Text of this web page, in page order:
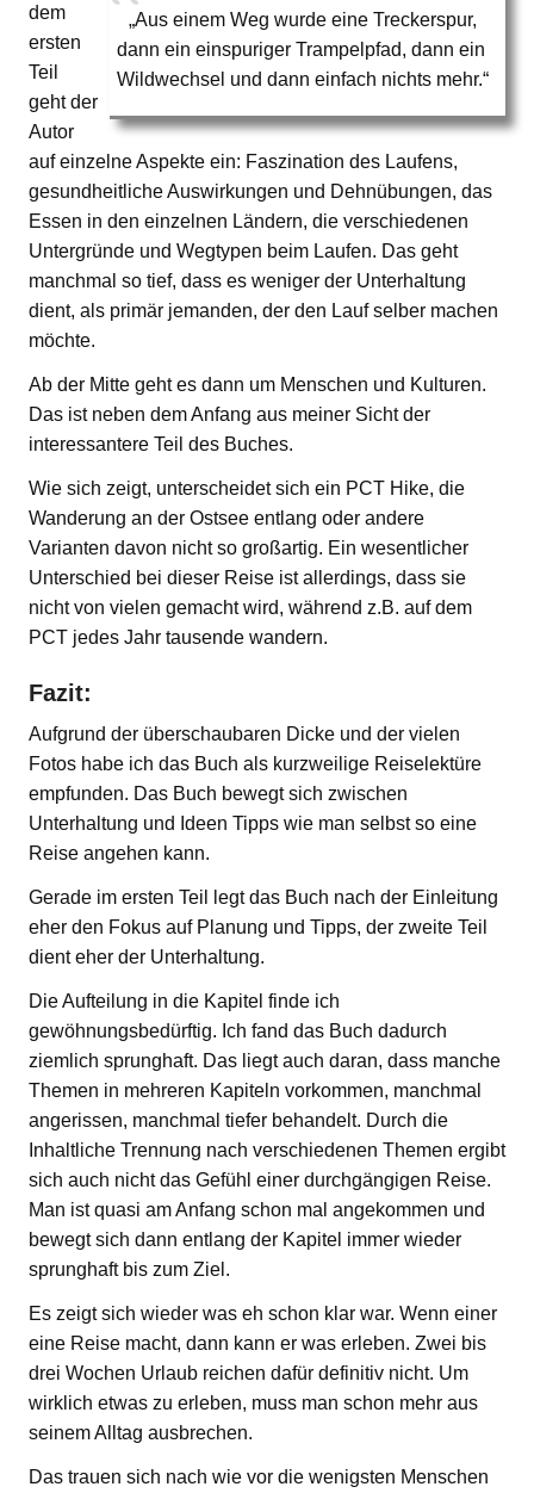
„Aus einem Weg wurde eine Treckerspur,
dann ein einspuriger Trampelpfad, dann ein
Wildwechsel und dann einfach nichts mehr.“
dem
ersten
Teil
geht der
Autor
auf einzelne Aspekte ein: Faszination des Laufens,
gesundheitliche Auswirkungen und Dehnübungen, das
Essen in den einzelnen Ländern, die verschiedenen
Untergründe und Wegtypen beim Laufen. Das geht
manchmal so tief, dass es weniger der Unterhaltung
dient, als primär jemanden, der den Lauf selber machen
möchte.
Ab der Mitte geht es dann um Menschen und Kulturen.
Das ist neben dem Anfang aus meiner Sicht der
interessantere Teil des Buches.
Wie sich zeigt, unterscheidet sich ein PCT Hike, die
Wanderung an der Ostsee entlang oder andere
Varianten davon nicht so großartig. Ein wesentlicher
Unterschied bei dieser Reise ist allerdings, dass sie
nicht von vielen gemacht wird, während z.B. auf dem
PCT jedes Jahr tausende wandern.
Fazit:
Aufgrund der überschaubaren Dicke und der vielen
Fotos habe ich das Buch als kurzweilige Reiselektüre
empfunden. Das Buch bewegt sich zwischen
Unterhaltung und Ideen Tipps wie man selbst so eine
Reise angehen kann.
Gerade im ersten Teil legt das Buch nach der Einleitung
eher den Fokus auf Planung und Tipps, der zweite Teil
dient eher der Unterhaltung.
Die Aufteilung in die Kapitel finde ich
gewöhnungsbedürftig. Ich fand das Buch dadurch
ziemlich sprunghaft. Das liegt auch daran, dass manche
Themen in mehreren Kapiteln vorkommen, manchmal
angerissen, manchmal tiefer behandelt. Durch die
Inhaltliche Trennung nach verschiedenen Themen ergibt
sich auch nicht das Gefühl einer durchgängigen Reise.
Man ist quasi am Anfang schon mal angekommen und
bewegt sich dann entlang der Kapitel immer wieder
sprunghaft bis zum Ziel.
Es zeigt sich wieder was eh schon klar war. Wenn einer
eine Reise macht, dann kann er was erleben. Zwei bis
drei Wochen Urlaub reichen dafür definitiv nicht. Um
wirklich etwas zu erleben, muss man schon mehr aus
seinem Alltag ausbrechen.
Das trauen sich nach wie vor die wenigsten Menschen